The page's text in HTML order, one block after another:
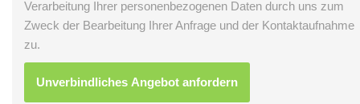
Verarbeitung Ihrer personenbezogenen Daten durch uns zum
Zweck der Bearbeitung Ihrer Anfrage und der Kontaktaufnahme
zu.